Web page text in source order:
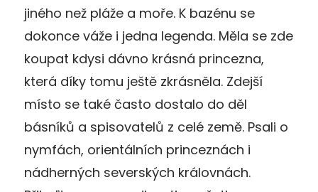
jiného než pláže a moře. K bazénu se
dokonce váže i jedna legenda. Měla se zde
koupat kdysi dávno krásná princezna,
která díky tomu ještě zkrásněla. Zdejší
místo se také často dostalo do děl
básníků a spisovatelů z celé země. Psali o
nymfách, orientálních princeznách i
nádherných severských královnách.